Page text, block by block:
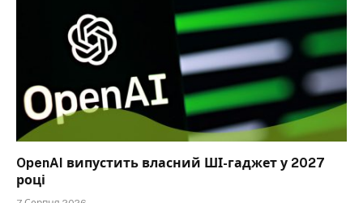
OpenAI випустить власний ШІ-гаджет у 2027
році